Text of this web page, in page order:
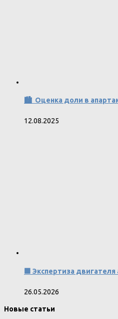
🏙️ Оценка доли в
12.08.2025
🟩 Экспертиза
26.05.2026
Новые статьи